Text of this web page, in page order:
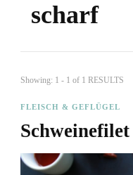
scharf
Showing: 1 - 1 of 1 RESULTS
FLEISCH & GEFLÜGEL